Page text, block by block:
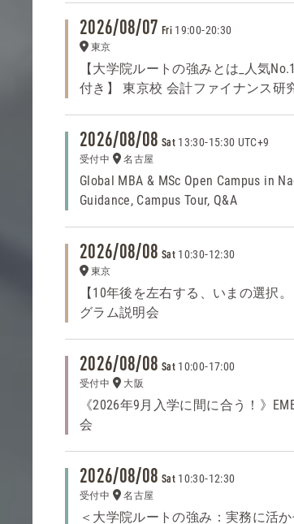
2026/08/07 Fri 19:00-20:30
東京
【大学院ルートの強みとは_人気
付き】 東京校 会計ファイナンス研
2026/08/08 Sat 13:30-15:30 UTC+9
受付中 名古屋
Global MBA & MSc Open Campus in
Guidance, Campus Tour, Q&A
2026/08/08 Sat 10:30-12:30
東京
【10年後を左右する、いまの選択
グラム説明会
2026/08/08 Sat 10:00-17:00
受付中 大阪
《2026年9月入学に間に合う！》
会
2026/08/08 Sat 10:30-12:30
受付中 名古屋
＜大学院ルートの強み：実務に活